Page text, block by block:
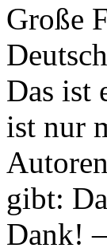
Große
Das ist
ist nur
gibt:
Dank!